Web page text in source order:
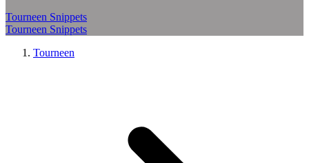
Tourneen Snippets
Tourneen Snippets
Tourneen